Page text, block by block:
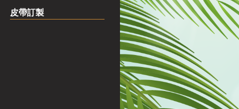
皮帶訂製